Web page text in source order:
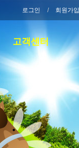
로그인 회원가입
고객센터